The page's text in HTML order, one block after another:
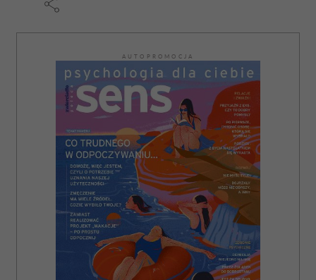
korzystania z ich usług.
AUTOPROMOCJA